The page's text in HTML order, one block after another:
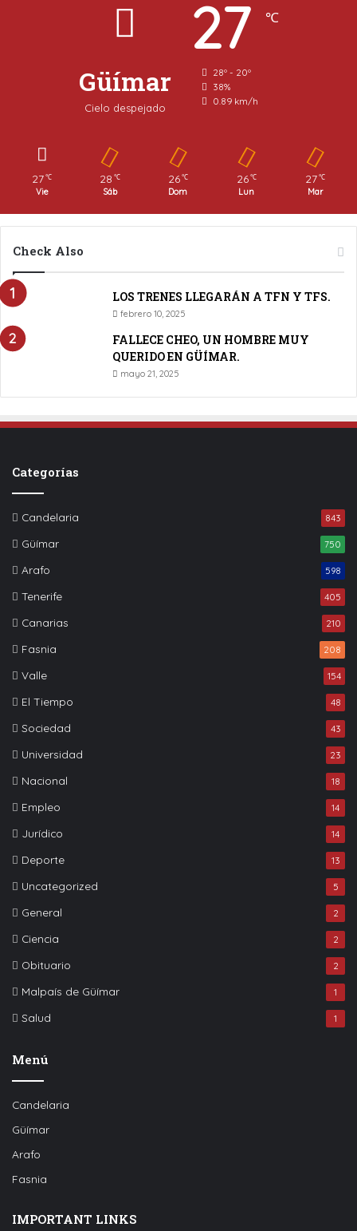
Güímar
Cielo despejado
27 ℃
28º - 20º
38%
0.89 km/h
27 ℃
Vie
28 ℃
Sáb
26 ℃
Dom
26 ℃
Lun
27 ℃
Mar
Check Also
LOS TRENES LLEGARÁN A TFN Y TFS.
febrero 10, 2025
FALLECE CHEO, UN HOMBRE MUY
QUERIDO EN GÜÍMAR.
mayo 21, 2025
Categorías
Candelaria 843
Güímar 750
Arafo 598
Tenerife 405
Canarias 210
Fasnia 208
Valle 154
El Tiempo 48
Sociedad 43
Universidad 23
Nacional 18
Empleo 14
Jurídico 14
Deporte 13
Uncategorized 5
General 2
Ciencia 2
Obituario 2
Malpaís de Güímar 1
Salud 1
Menú
Candelaria
Güímar
Arafo
Fasnia
IMPORTANT LINKS